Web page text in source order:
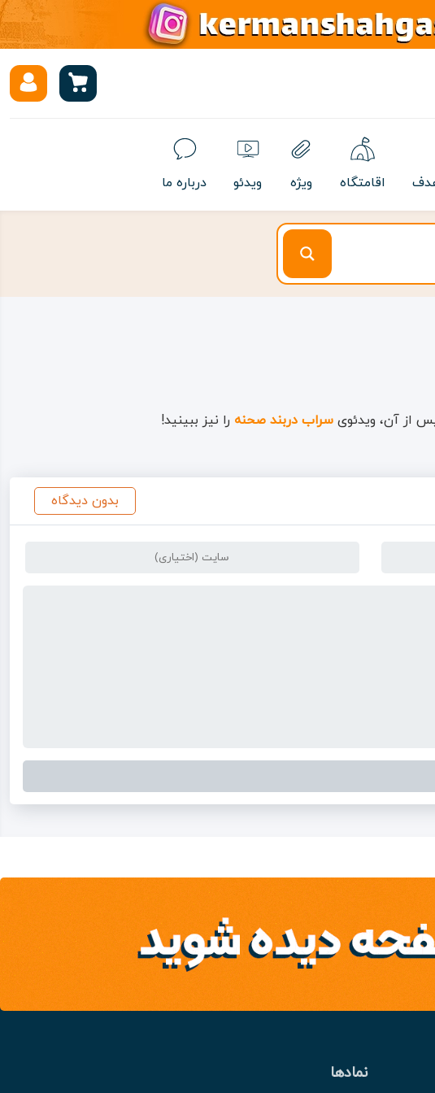
اقامتگاه ویژه ویدئو درباره ما
از آن، ویدئوی سراب دربند صحنه را نیز ببینید!
بدون دیدگاه
نمادها